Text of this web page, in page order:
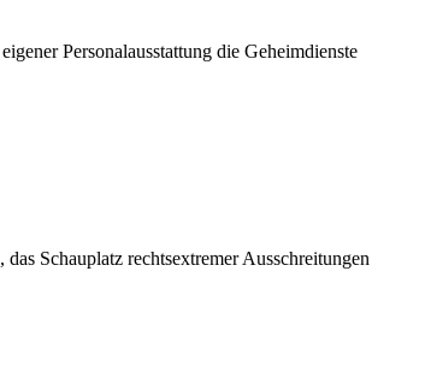
Personalausstattung die Geheimdienste
Schauplatz rechtsextremer Ausschreitungen